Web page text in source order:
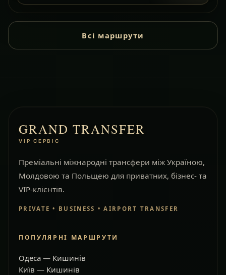
Всі маршрути
GRAND TRANSFER
VIP СЕРВІС
Преміальні міжнародні трансфери між Україною,
Молдовою та Польщею для приватних, бізнес- та
VIP-клієнтів.
PRIVATE • BUSINESS • AIRPORT TRANSFER
ПОПУЛЯРНІ МАРШРУТИ
Одеса — Кишинів
Київ — Кишинів